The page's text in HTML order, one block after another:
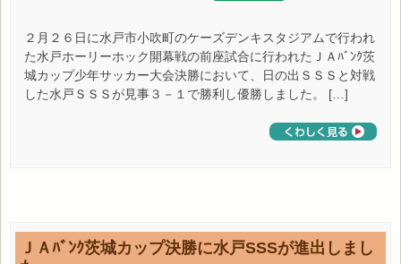
２月２６日に水戸市小吹町のケーズデンキスタジアムで行われ
た水戸ホーリーホック開幕戦の前座試合に行われたＪＡﾊﾞﾝｸ茨
城カップ少年サッカー大会決勝において、日の出ＳＳＳと対戦
した水戸ＳＳＳが見事３－１で勝利し優勝しました。 […]
ＪＡﾊﾞﾝｸ茨城カップ決勝に水戸SSSが進出しまし